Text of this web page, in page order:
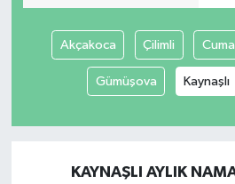
Akçakoca Çilimli
Gümüşova Kaynaşlı
KAYNAŞLI AYLIK